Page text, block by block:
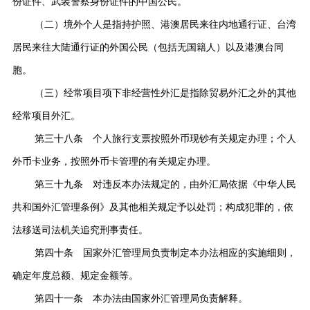
（二）境外个人是指持护照、港澳居民来往内地通行证、台湾
居民来往大陆通行证的外国公民（包括无国籍人）以及港澳台同
胞。
（三）经常项目项下非经营性外汇是指除贸易外汇之外的其他
经常项目外汇。
第三十八条 个人旅行支票按照外币现钞有关规定办理；个人
外币卡业务，按照外币卡管理的有关规定办理。
第三十九条 对违反本办法规定的，由外汇局依据《中华人民
共和国外汇管理条例》及其他相关规定予以处罚；构成犯罪的，依
法移送司法机关追究刑事责任。
第四十条 国家外汇管理局负责制定本办法相应的实施细则，
确定年度总额、规定金额等。
第四十一条 本办法由国家外汇管理局负责解释。